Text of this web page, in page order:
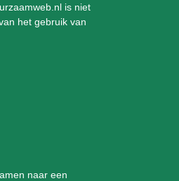
is niet
het gebruik van
naar een